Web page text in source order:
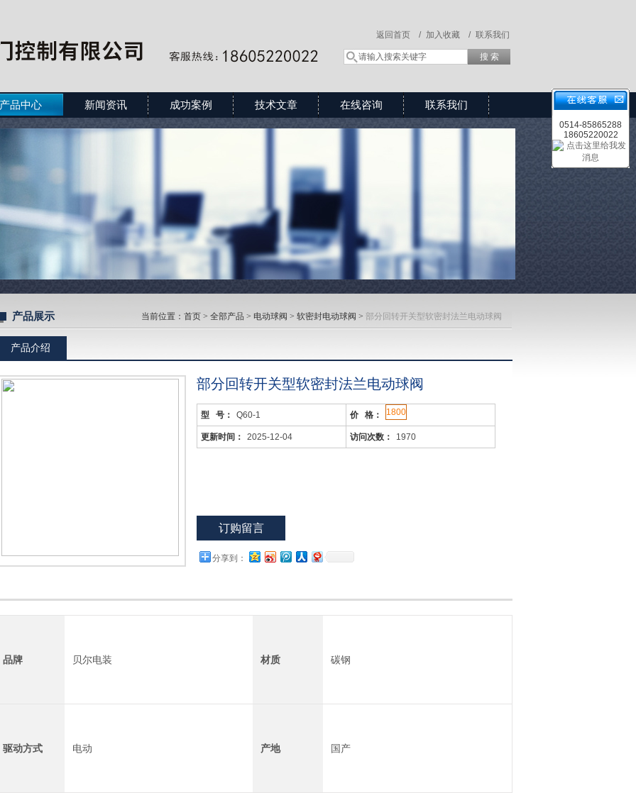
联系我们
加入收藏 /
返回首页 /
品中心 新闻资讯 成功案例 技术文章 在线咨询 联系我们
产品展示 当前位置： 首页 > 全部产品 > 电动球阀 > 软密封电动球阀 > 部分回转开关型软密封法兰电动球阀
产品介绍
部分回转开关型软密封法兰电动球阀
型 号： Q60-1 价 格： 1800
更新时间： 2025-12-04 访问次数： 1970
订购留言
分享到：
品牌 贝尔电装 材质 碳钢
驱动方式 电动 产地 国产
0514-85865288
18605220022